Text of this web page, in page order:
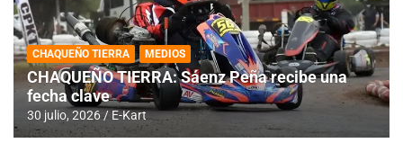
CHAQUEÑO TIERRA MEDIOS
CHAQUEÑO TIERRA: Sáenz Peña recibe una
fecha clave
30 julio, 2026 E-Kart